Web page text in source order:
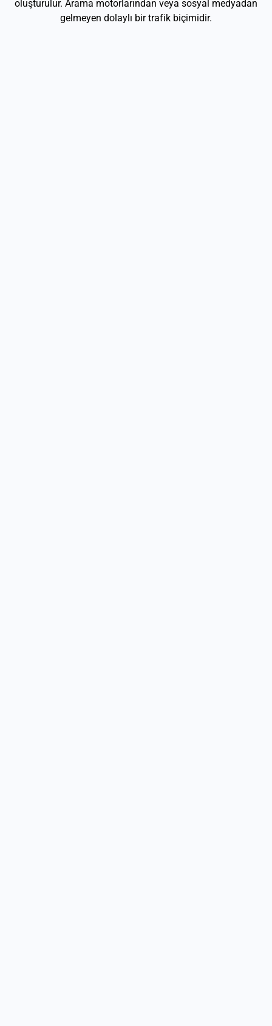
oluşturulur. Arama motorlarından veya sosyal medyadan
gelmeyen dolaylı bir trafik biçimidir.